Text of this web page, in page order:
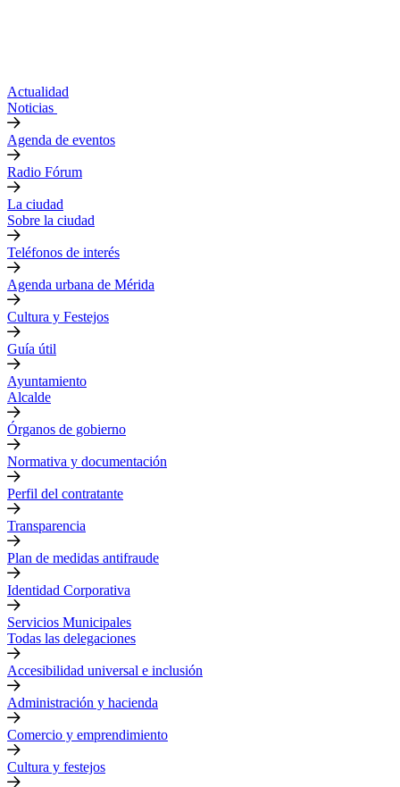
Actualidad
Noticias
Agenda de eventos
Radio Fórum
La ciudad
Sobre la ciudad
Teléfonos de interés
Agenda urbana de Mérida
Cultura y Festejos
Guía útil
Ayuntamiento
Alcalde
Órganos de gobierno
Normativa y documentación
Perfil del contratante
Transparencia
Plan de medidas antifraude
Identidad Corporativa
Servicios Municipales
Todas las delegaciones
Accesibilidad universal e inclusión
Administración y hacienda
Comercio y emprendimiento
Cultura y festejos